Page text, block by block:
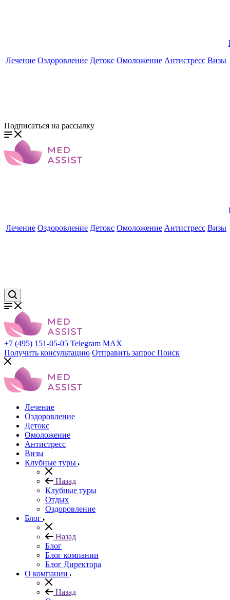
Лечение Оздоровление Детокс Омоложение Антистресс Визы
Подписаться на рассылку
Лечение Оздоровление Детокс Омоложение Антистресс Визы
+7 (495) 151-05-05 Telegram MAX
Получить консультацию Отправить запрос Поиск
Лечение
Оздоровление
Детокс
Омоложение
Антистресс
Визы
Клубные туры
Назад
Клубные туры
Отдых
Оздоровление
Блог
Назад
Блог
Блог компании
Блог Директора
О компании
Назад